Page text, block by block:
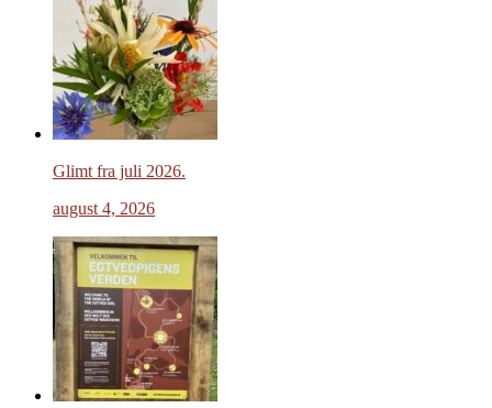
Glimt fra juli 2026.
august 4, 2026